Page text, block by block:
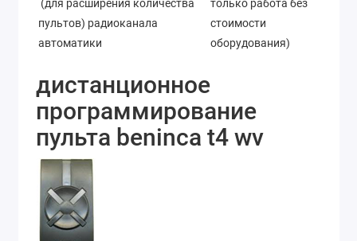
(для расширения количества
пультов) радиоканала
автоматики
только работа без
стоимости
оборудования)
дистанционное
программирование
пульта beninca t4 wv